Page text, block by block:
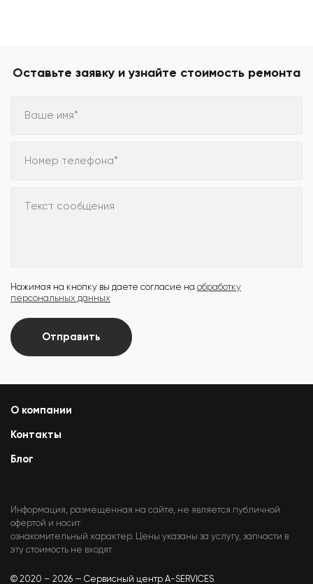
Оставьте заявку и узнайте стоимость ремонта
Ваше имя*
Номер телефона*
Текст сообщения
Нажимая на кнопку вы даете согласие на обработку
персональных данных
Отправить
О компании
Контакты
Блог
Информация, размещенная на сайте, не является публичной
офертой и носит
ознакомительный характер. Цены указаны за услугу, запчасти в
эту стоимость не входят
© 2020 – 2026 — Сервисный центр A-SERVICES